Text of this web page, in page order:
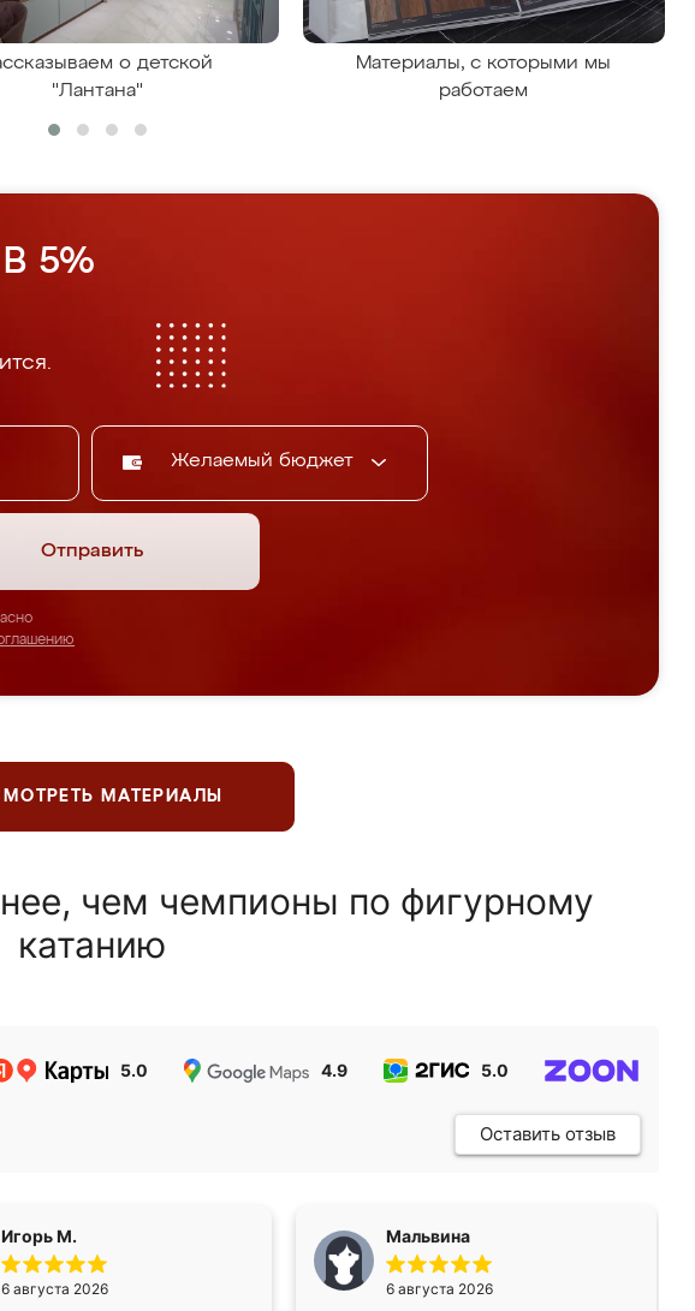
о детской
"Лантана"
Материалы, с которыми мы
работаем
5%
Желаемый бюджет
Отправить
МАТЕРИАЛЫ
чем чемпионы по фигурному
катанию
5.0 4.9 5.0
Оставить отзыв
Игорь М.
6 августа 2026
Мальвина
6 августа 2026